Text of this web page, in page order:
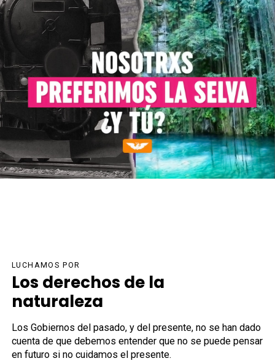
LUCHAMOS POR
Los derechos de la
naturaleza
Los Gobiernos del pasado, y del presente, no se han dado
cuenta de que debemos entender que no se puede pensar
en futuro si no cuidamos el presente.